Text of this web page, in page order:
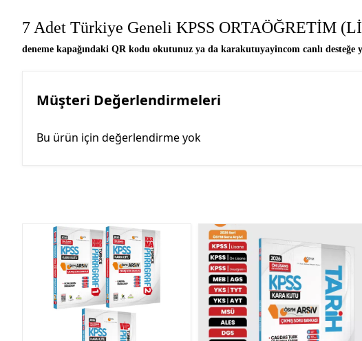
7 Adet Türkiye Geneli KPSS ORTAÖĞRETİM
deneme kapağındaki QR kodu okutunuz ya da karakutuyayincom canlı desteğe
Müşteri Değerlendirmeleri
Bu ürün için değerlendirme yok